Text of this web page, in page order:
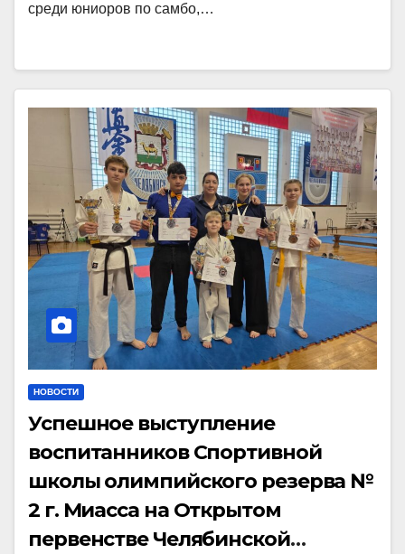
среди юниоров по самбо,…
НОВОСТИ
Успешное выступление
воспитанников Спортивной
школы олимпийского резерва №
2 г. Миасса на Открытом
первенстве Челябинской